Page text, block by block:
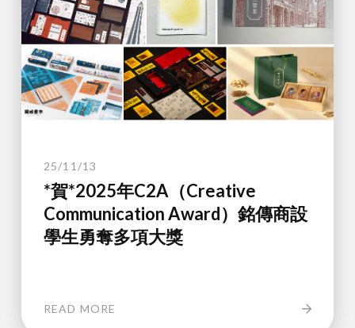
25/11/13
*賀*2025年C2A（Creative
Communication Award）銘傳商設
學生勇奪多項大獎
READ MORE